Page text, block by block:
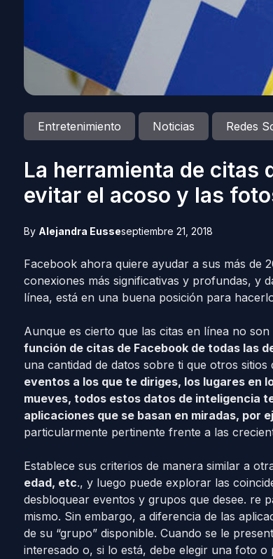
Entretenimiento Noticias Redes
La herramienta de citas
evitar el acoso y las
By Alejandra Eusseseptiembre 21, 2018
Facebook ahora quiere ayudar a sus más de
conexiones más significativas y profundas, y
línea, está en una buena posición para
Aunque es cierto que las citas en línea no
función de citas de Facebook de todas las
una cantidad de datos sobre ti que otros sitios
eventos a los que te diriges, los lugares en
mueves, todos estos datos de inteligencia
aplicaciones que se basan en miradas, por
particularmente pertinente frente a las
Establece sus criterios de manera similar a
edad, etc., y luego puede explorar las
desbloquear eventos y grupos que desee. re
mismo. Sin embargo, a diferencia de las
de su “grupo” disponible. Cuando se le
interesado o, si lo está, debe elegir una foto